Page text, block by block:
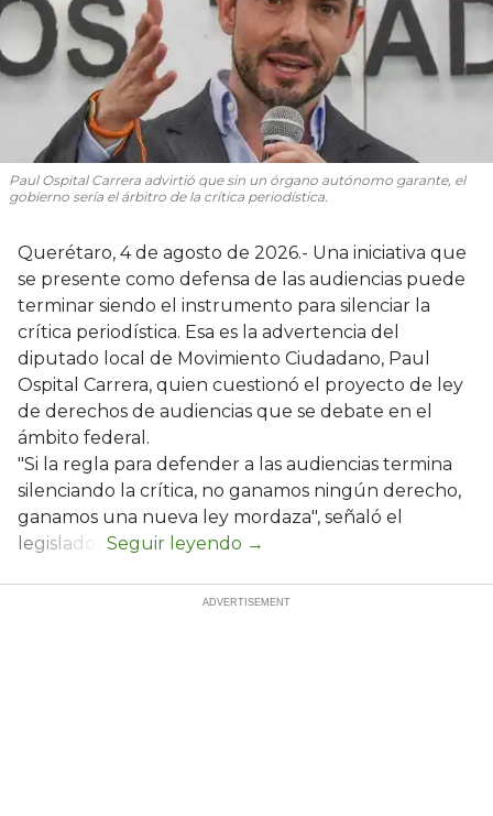
Paul Ospital Carrera advirtió que sin un órgano autónomo garante, el
gobierno sería el árbitro de la crítica periodística.
Querétaro, 4 de agosto de 2026.- Una iniciativa que
se presente como defensa de las audiencias puede
terminar siendo el instrumento para silenciar la
crítica periodística. Esa es la advertencia del
diputado local de Movimiento Ciudadano, Paul
Ospital Carrera, quien cuestionó el proyecto de ley
de derechos de audiencias que se debate en el
ámbito federal.
"Si la regla para defender a las audiencias termina
silenciando la crítica, no ganamos ningún derecho,
ganamos una nueva ley mordaza", señaló el
legislador.